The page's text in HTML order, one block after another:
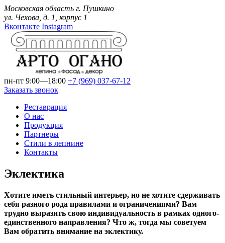
Московская область г. Пушкино
ул. Чехова, д. 1, корпус 1
Вконтакте Instagram
пн-пт 9:00—18:00 +7 (969) 037-67-12
Заказать звонок
Реставрация
О нас
Продукция
Партнеры
Стили в лепнине
Контакты
Эклектика
Хотите иметь стильный интерьер, но не хотите сдерживать
себя разного рода правилами и ограничениями? Вам
трудно выразить свою индивидуальность в рамках одного-
единственного направления? Что ж, тогда мы советуем
Вам обратить внимание на эклектику.